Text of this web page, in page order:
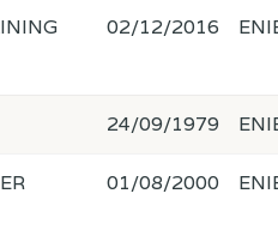
02/12/2016
24/09/1979
01/08/2000